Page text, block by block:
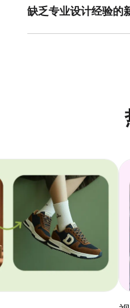
如“限时折扣”或“赠品活动
模板与设计元素，操作流
缺乏专业设计经验的